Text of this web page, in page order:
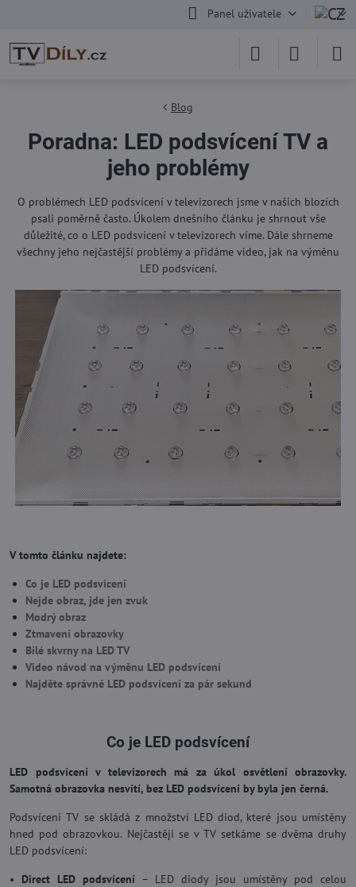
Panel uživatele
Blog
Poradna: LED podsvícení TV a
jeho problémy
O problémech LED podsvícení v televizorech jsme v našich blozích
psali poměrně často. Úkolem dnešního článku je shrnout vše
důležité, co o LED podsvícení v televizorech víme. Dále shrneme
všechny jeho nejčastější problémy a přidáme video, jak na výměnu
LED podsvícení.
V tomto článku najdete:
Co je LED podsvícení
Nejde obraz, jde jen zvuk
Modrý obraz
Ztmavení obrazovky
Bílé skvrny na LED TV
Video návod na výměnu LED podsvícení
Najděte správné LED podsvícení za pár sekund
Co je LED podsvícení
LED podsvícení v televizorech má za úkol osvětlení obrazovky.
Samotná obrazovka nesvítí, bez LED podsvícení by byla jen černá.
Podsvícení TV se skládá z množství LED diod, které jsou umístěny
hned pod obrazovkou. Nejčastěji se v TV setkáme se dvěma druhy
LED podsvícení:
• Direct LED podsvícení – LED diody jsou umístěny pod celou